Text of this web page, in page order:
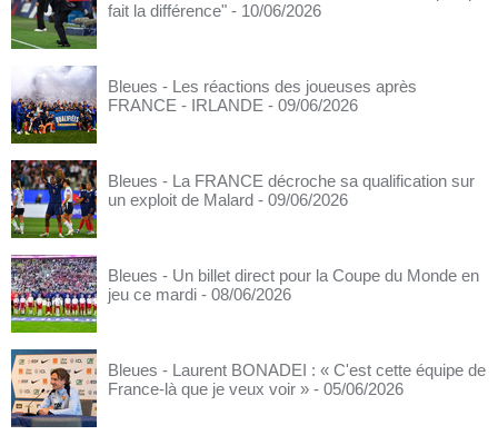
fait la différence" - 10/06/2026
Bleues - Les réactions des joueuses après
FRANCE - IRLANDE - 09/06/2026
Bleues - La FRANCE décroche sa qualification sur
un exploit de Malard - 09/06/2026
Bleues - Un billet direct pour la Coupe du Monde en
jeu ce mardi - 08/06/2026
Bleues - Laurent BONADEI : « C'est cette équipe de
France-là que je veux voir » - 05/06/2026